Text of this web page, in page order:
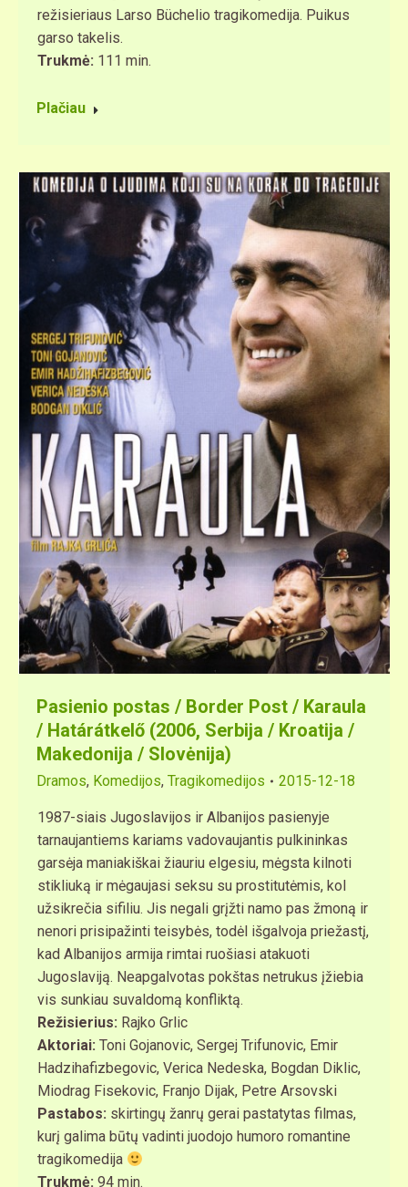
režisieriaus Larso Büchelio tragikomedija. Puikus
garso takelis.
Trukmė: 111 min.
Plačiau
Pasienio postas / Border Post / Karaula
/ Határátkelő (2006, Serbija / Kroatija /
Makedonija / Slovėnija)
Dramos, Komedijos, Tragikomedijos 2015-12-18
1987-siais Jugoslavijos ir Albanijos pasienyje
tarnaujantiems kariams vadovaujantis pulkininkas
garsėja maniakiškai žiauriu elgesiu, mėgsta kilnoti
stikliuką ir mėgaujasi seksu su prostitutėmis, kol
užsikrečia sifiliu. Jis negali grįžti namo pas žmoną ir
nenori prisipažinti teisybės, todėl išgalvoja priežastį,
kad Albanijos armija rimtai ruošiasi atakuoti
Jugoslaviją. Neapgalvotas pokštas netrukus įžiebia
vis sunkiau suvaldomą konfliktą.
Režisierius: Rajko Grlic
Aktoriai: Toni Gojanovic, Sergej Trifunovic, Emir
Hadzihafizbegovic, Verica Nedeska, Bogdan Diklic,
Miodrag Fisekovic, Franjo Dijak, Petre Arsovski
Pastabos: skirtingų žanrų gerai pastatytas filmas,
kurį galima būtų vadinti juodojo humoro romantine
tragikomedija
Trukmė: 94 min.